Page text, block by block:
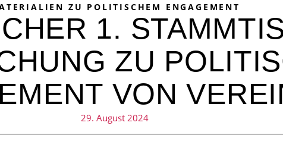
ZU POLITISCHEM ENGAGEMENT
1.
ZU
VON
29. August 2024